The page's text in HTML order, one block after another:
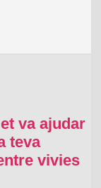
va ajudar
teva
vivies